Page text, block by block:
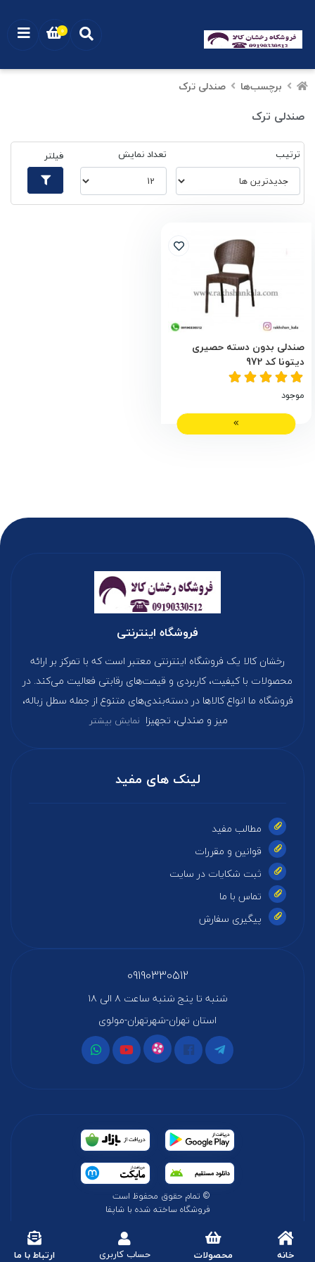
خانه محصولات حساب کاربری ارتباط با ما
برچسب‌ها صندلی ترک
صندلی ترک
ترتیب تعداد نمایش فیلتر
صندلی بدون دسته حصیری
دیتونا کد 972
موجود
فروشگاه اینترنتی
رخشان کالا یک فروشگاه اینترنتی معتبر است که با تمرکز بر ارائه
محصولات با کیفیت، کاربردی و قیمت‌های رقابتی فعالیت می‌کند. در
فروشگاه ما انواع کالاها در دسته‌بندی‌های متنوع از جمله سطل زباله،
میز و صندلی، تجهیزا نمایش بیشتر
لینک های مفید
مطالب مفید
قوانین و مقررات
ثبت شکایات در سایت
تماس با ما
پیگیری سفارش
09190330512
شنبه تا پنج شنبه ساعت ۸ الی ۱۸
استان تهران-شهرتهران-مولوی
© تمام حقوق محفوظ است
فروشگاه ساخته شده با شاپفا
0